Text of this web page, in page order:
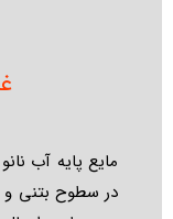
در سطوح بتنی